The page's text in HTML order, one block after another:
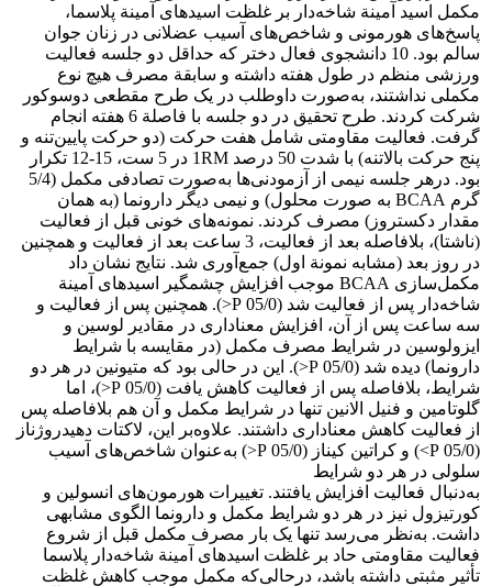
مکمل اسید آمینة شاخه‌دار بر غلظت اسیدهای آمینة پلاسما،
پاسخ‌های هورمونی و شاخص‌های آسیب عضلانی در زنان جوان
سالم بود. 10 دانشجوی فعال دختر که حداقل دو جلسه فعالیت
ورزشی منظم در طول هفته داشته و سابقة مصرف هیچ نوع
مکملی نداشتند، به‌صورت داوطلب در یک طرح مقطعی دوسوکور
شرکت کردند. طرح تحقیق در دو جلسه با فاصلة 6 هفته انجام
گرفت. فعالیت مقاومتی شامل هفت حرکت (دو حرکت پایین‌تنه و
پنج حرکت بالاتنه) با شدت 50 درصد 1RM در 5 ست، 15-12 تکرار
بود. درهر جلسه نیمی از آزمودنی‌ها به‌صورت تصادفی مکمل (5/4
گرم BCAA به صورت محلول) و نیمی دیگر دارونما (به همان
مقدار دکستروز) مصرف کردند. نمونه‌های خونی قبل از فعالیت
(ناشتا)، بلافاصله بعد از فعالیت، 3 ساعت بعد از فعالیت و همچنین
در روز بعد (مشابه نمونة اول) جمع‌آوری شد. نتایج نشان داد
مکمل‌سازی BCAA موجب افزایش چشمگیر اسیدهای آمینة
شاخه‌دار پس از فعالیت شد (05/0 P<). همچنین پس از فعالیت و
سه ساعت پس از آن، افزایش معناداری در مقادیر لوسین و
ایزولوسین در شرایط مصرف مکمل (در مقایسه با شرایط
دارونما) دیده شد (05/0 P<). این در حالی بود که متیونین در هر دو
شرایط، بلافاصله پس از فعالیت کاهش یافت (05/0 P<)، اما
گلوتامین و فنیل الانین تنها در شرایط مکمل و آن هم بلافاصله پس
از فعالیت کاهش معناداری داشتند. علاوه‌بر این، لاکتات دهیدروژناز
(05/0 P>) و کراتین کیناز (05/0 P<) به‌عنوان شاخص‌های آسیب
سلولی در هر دو شرایط
به‌دنبال فعالیت افزایش یافتند. تغییرات هورمون‌های انسولین و
کورتیزول نیز در هر دو شرایط مکمل و دارونما الگوی مشابهی
داشت. به‌نظر می‌رسد تنها یک بار مصرف مکمل قبل از شروع
فعالیت مقاومتی حاد بر غلظت اسیدهای آمینة شاخه‌دار پلاسما
تأثیر مثبتی داشته باشد، درحالی‌که مکمل موجب کاهش غلظت